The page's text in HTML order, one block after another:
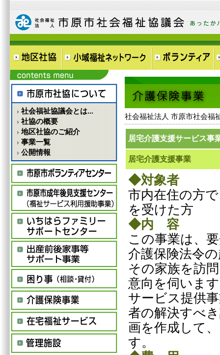
社会福祉協議会とは...
社協の概要
地区社協のご紹介
事業一覧
公開情報
社会福祉法人 市原市社会福
居宅介護支援サービス事
居宅介護支援事業
◆対象者
市内在住の方
を受けた方
◆内 容
この事業は、
介護保険法令
その家族を訪
意向を伺いま
サービス提供
者の解決すべ
画を作成して
す。